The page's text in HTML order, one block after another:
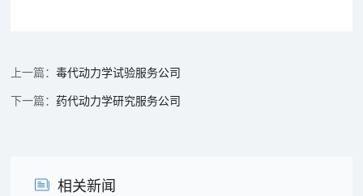
毒代动力学试验服务公司
药代动力学研究服务公司
相关新闻